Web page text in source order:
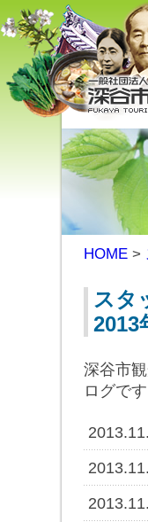
（旧深谷市
川本町）の観
HOME >
スタ
2013
深谷市
ログです